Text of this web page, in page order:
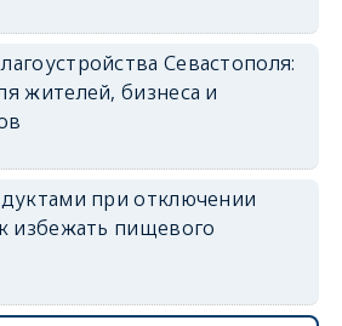
Севастополя:
жителей, бизнеса и
при отключении
избежать пищевого